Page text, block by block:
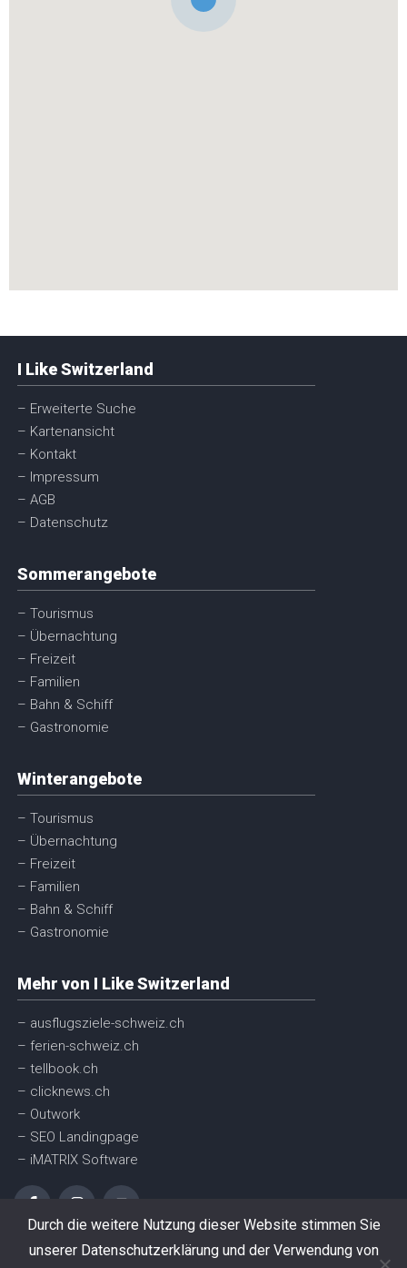
I Like Switzerland
– Erweiterte Suche
– Kartenansicht
– Kontakt
– Impressum
– AGB
– Datenschutz
Sommerangebote
– Tourismus
– Übernachtung
– Freizeit
– Familien
– Bahn & Schiff
– Gastronomie
Winterangebote
– Tourismus
– Übernachtung
– Freizeit
– Familien
– Bahn & Schiff
– Gastronomie
Mehr von I Like Switzerland
– ausflugsziele-schweiz.ch
– ferien-schweiz.ch
– tellbook.ch
– clicknews.ch
– Outwork
– SEO Landingpage
– iMATRIX Software
© I like Switzerland GmbH
Durch die weitere Nutzung dieser Website stimmen Sie
unserer Datenschutzerklärung und der Verwendung von